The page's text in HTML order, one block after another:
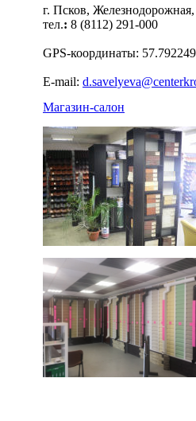
г. Псков, Железнодорожная,
тел.: 8 (8112) 291-000
GPS-координаты:
E-mail:
Магазин-салон